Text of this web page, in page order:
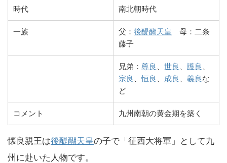
時代 南北朝時代
一族 父： 後醍醐天皇
母：二条
藤子
兄弟： 尊良 、 世良 、 護良 、
宗良 、恒良 、 成良 、 義良な
ど
コメント 九州南朝の黄金期を築く
懐良親王は後醍醐天皇の子で「征西大将軍」として九
州に赴いた人物です。